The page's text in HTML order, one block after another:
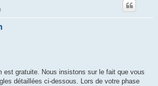
est gratuite. Nous insistons sur le fait que vous
détaillées ci-dessous. Lors de votre phase